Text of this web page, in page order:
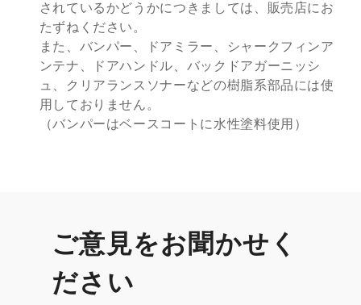
されているかどうかにつきましては、販売店にお
たずねください。
また、バンパー、ドアミラー、シャークフィンア
ンテナ、ドアハンドル、バックドアガーニッシ
ュ、クリアランスソナーなどの樹脂系部品には使
用しておりません。
（バンパーはベースコートに水性塗料使用）
ご意見をお聞かせく
ださい